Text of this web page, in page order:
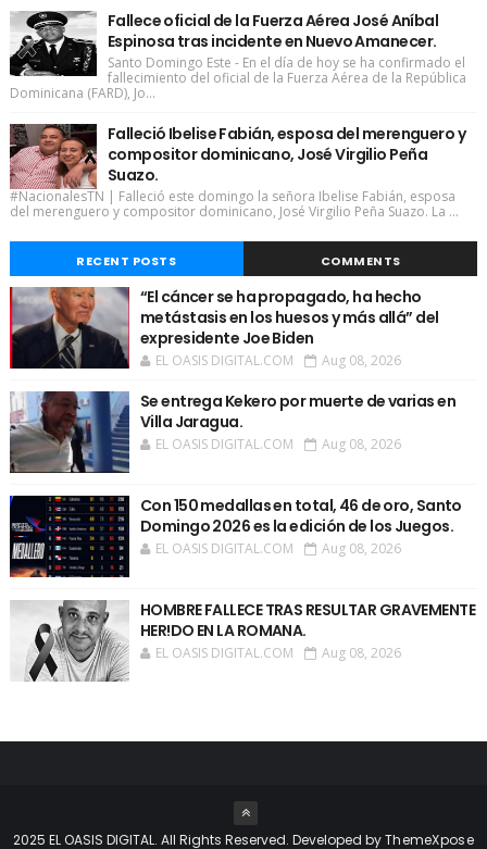
Fallece oficial de la Fuerza Aérea José Aníbal
Espinosa tras incidente en Nuevo Amanecer.
Santo Domingo Este - En el día de hoy se ha confirmado el
fallecimiento del oficial de la Fuerza Aérea de la República
Dominicana (FARD), Jo...
Falleció Ibelise Fabián, esposa del merenguero y
compositor dominicano, José Virgilio Peña
Suazo.
#NacionalesTN | Falleció este domingo la señora Ibelise Fabián, esposa
del merenguero y compositor dominicano, José Virgilio Peña Suazo. La ...
RECENT POSTS COMMENTS
“El cáncer se ha propagado, ha hecho
metástasis en los huesos y más allá” del
expresidente Joe Biden
EL OASIS DIGITAL.COM Aug 08, 2026
Se entrega Kekero por muerte de varias en
Villa Jaragua.
EL OASIS DIGITAL.COM Aug 08, 2026
Con 150 medallas en total, 46 de oro, Santo
Domingo 2026 es la edición de los Juegos.
EL OASIS DIGITAL.COM Aug 08, 2026
HOMBRE FALLECE TRAS RESULTAR GRAVEMENTE
HER!DO EN LA ROMANA.
EL OASIS DIGITAL.COM Aug 08, 2026
2025 EL OASIS DIGITAL. All Rights Reserved. Developed byThemeXpose